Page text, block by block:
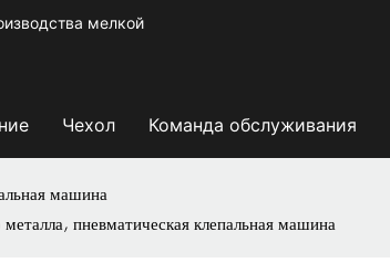
мелкой
Чехол Команда обслуживания
машина
пневматическая клепальная машина